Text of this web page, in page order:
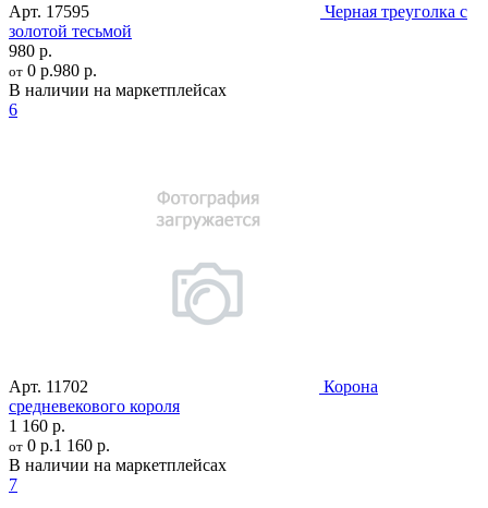
Арт. 17595
Черная треуголка с
золотой тесьмой
980 р.
от 0 р.980 р.
В наличии на маркетплейсах
6
Арт. 11702
Корона
средневекового короля
1 160 р.
от 0 р.1 160 р.
В наличии на маркетплейсах
7